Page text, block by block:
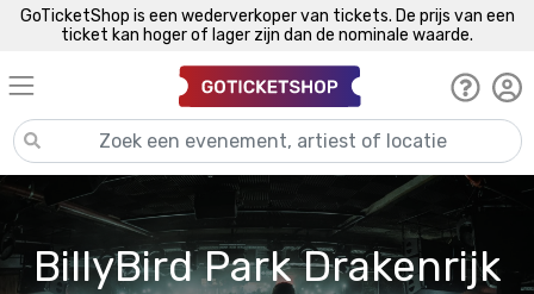
GoTicketShop is een wederverkoper van tickets. De prijs van een
ticket kan hoger of lager zijn dan de nominale waarde.
BillyBird Park Drakenrijk